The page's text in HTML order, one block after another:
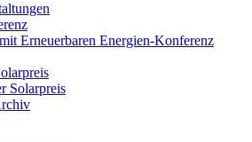
Erneuerbaren Energien-Konferenz
Solarpreis